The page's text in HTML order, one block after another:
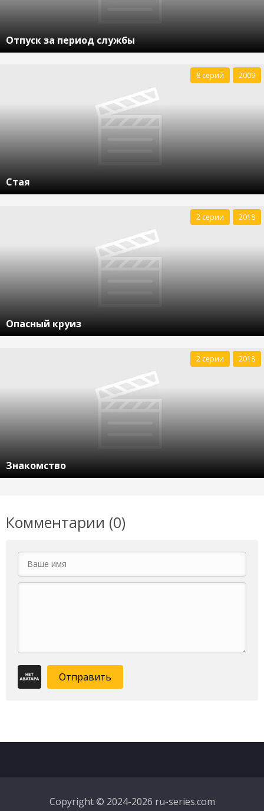
Отпуск за период службы
Стая
8 серий 2009
Опасный круиз
2 серии 2018
Знакомство
2 серии 2018
Комментарии (0)
Отправить
Copyright © 2024-2026 ru-series.com